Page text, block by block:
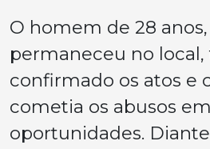
O homem de 28
permaneceu no local,
confirmado os atos e
cometia os abusos
oportunidades.